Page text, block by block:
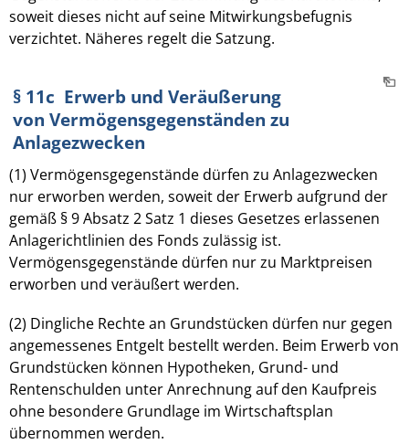
soweit dieses nicht auf seine Mitwirkungsbefugnis
verzichtet. Näheres regelt die Satzung.
§ 11c Erwerb und Veräußerung
von Vermögensgegenständen zu
Anlagezwecken
(1) Vermögensgegenstände dürfen zu Anlagezwecken
nur erworben werden, soweit der Erwerb aufgrund der
gemäß § 9 Absatz 2 Satz 1 dieses Gesetzes erlassenen
Anlagerichtlinien des Fonds zulässig ist.
Vermögensgegenstände dürfen nur zu Marktpreisen
erworben und veräußert werden.
(2) Dingliche Rechte an Grundstücken dürfen nur gegen
angemessenes Entgelt bestellt werden. Beim Erwerb von
Grundstücken können Hypotheken, Grund- und
Rentenschulden unter Anrechnung auf den Kaufpreis
ohne besondere Grundlage im Wirtschaftsplan
übernommen werden.